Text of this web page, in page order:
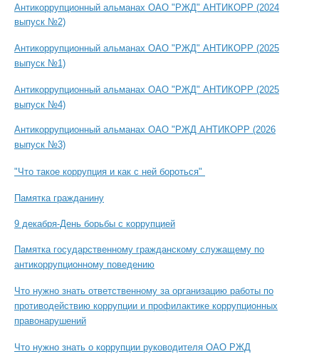
Антикоррупционный альманах ОАО "РЖД" АНТИКОРР (2024
выпуск №2)
Антикоррупционный альманах ОАО "РЖД" АНТИКОРР (2025
выпуск №1)
Антикоррупционный альманах ОАО "РЖД" АНТИКОРР (2025
выпуск №4)
Антикоррупционный альманах ОАО "РЖД АНТИКОРР (2026
выпуск №3)
"Что такое коррупция и как с ней бороться"
Памятка гражданину
9 декабря-День борьбы с коррупцией
Памятка государственному гражданскому служащему по
антикоррупционному поведению
Что нужно знать ответственному за организацию работы по
противодействию коррупции и профилактике коррупционных
правонарушений
Что нужно знать о коррупции руководителя ОАО РЖД